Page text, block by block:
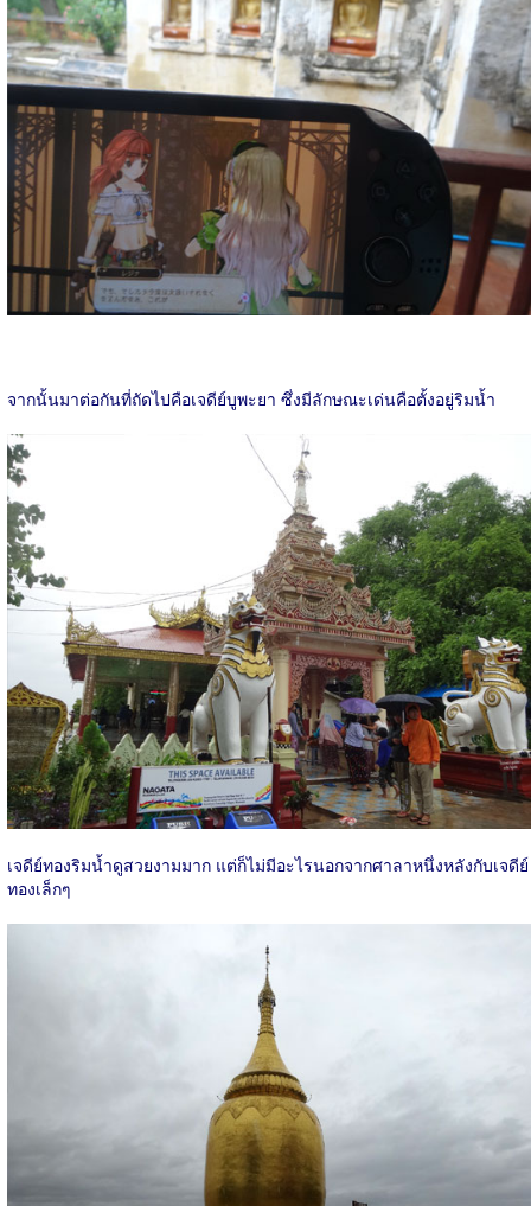
จากนั้นมาต่อกันที่ถัดไปคือเจดีย์บูพะยา ซึ่งมีลักษณะเด่นคือตั้งอยู่ริมน้ำ
เจดีย์ทองริมน้ำดูสวยงามมาก แต่ก็ไม่มีอะไรนอกจากศาลาหนึ่งหลังกับเจดีย์
ทองเล็กๆ